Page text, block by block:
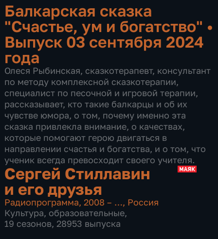
Балкарская сказка
"Счастье, ум и богатство" •
Выпуск 03 сентября 2024
года
Олеся Рыбинская, сказкотерапевт, консультант
по методу комплексной сказкотерапии,
специалист по песочной и игровой терапии,
рассказывает, кто такие балкарцы и об их
чувстве юмора, о том, почему именно эта
сказка привлекла внимание, о качествах,
которые помогают герою двигаться в
направлении счастья и богатства, и о том, что
ученик всегда превосходит своего учителя.
Сергей Стиллавин
и его друзья
Радиопрограмма,2008 – …, Россия
Культура, образовательные,
19 сезонов, 28953 выпуска